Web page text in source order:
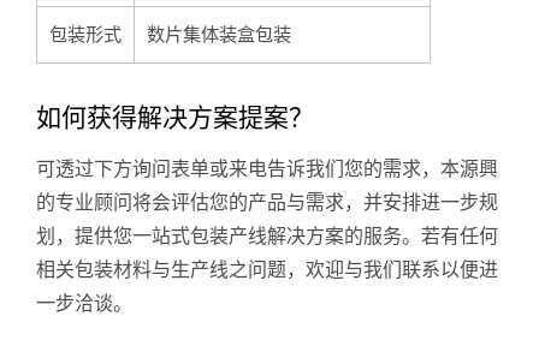
包装形式 数片集体装盒包装
如何获得解决方案提案？
可透过下方询问表单或来电告诉我们您的需求，本源興
的专业顾问将会评估您的产品与需求，并安排进一步规
划，提供您一站式包装产线解决方案的服务。若有任何
相关包装材料与生产线之问题，欢迎与我们联系以便进
一步洽谈。